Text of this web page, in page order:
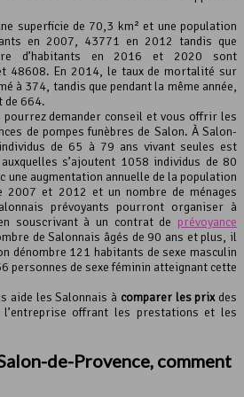
superficie de 70,3 km² et une population
en 2007, 43771 en 2012 tandis que
d’habitants en 2016 et 2020 sont
48608. En 2014, le taux de mortalité sur
à 374, tandis que pendant la même année,
de 664.
pourrez demander conseil et vous offrir les
de pompes funèbres de Salon. À Salon-
de 65 à 79 ans vivant seules est
s’ajoutent 1058 individus de 80
une augmentation annuelle de la population
2007 et 2012 et un nombre de ménages
prévoyants pourront organiser à
souscrivant à un contrat de prévoyance
de Salonnais âgés de 90 ans et plus, il
dénombre 121 habitants de sexe masculin
personnes de sexe féminin atteignant cette
aide les Salonnais à comparer les prixdes
l’entreprise offrant les prestations et les
de-Provence, comment